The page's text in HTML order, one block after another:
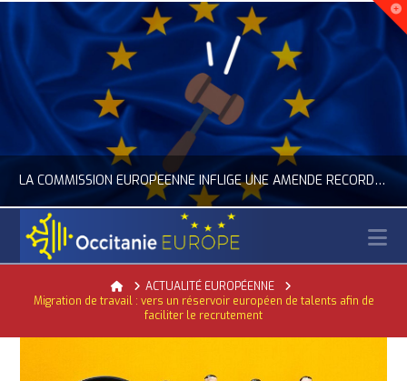
LA COMMISSION EUROPÉENNE INFLIGE UNE AMENDE RECORD À GOOGLE
ACTUALITÉ DE L'UNION EUROPÉENNE, ACTUALITÉ DE LA REPRÉSENTATION D’OCCITANIE EUROPE, NUMÉRIQUE- DIGITAL
HomeACTUALITÉ EUROPÉENNE
Migration de travail : vers un réservoir européen de talents afin de
faciliter le recrutement